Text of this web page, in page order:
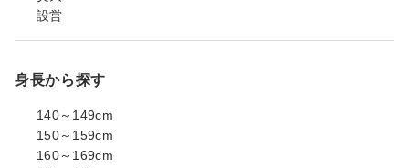
設営
身長から探す
140～149cm
150～159cm
160～169cm